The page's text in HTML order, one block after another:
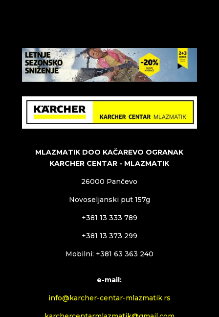
MLAZMATIK DOO KAČAREVO OGRANAK
KARCHER CENTAR - MLAZMATIK
26000 Pančevo
Novoseljanski put 157g
+381 13 333 789
+381 13 373 299
Mobilni: +381 63 363 240
e-mail:
info@karcher-centar-mlazmatik.rs